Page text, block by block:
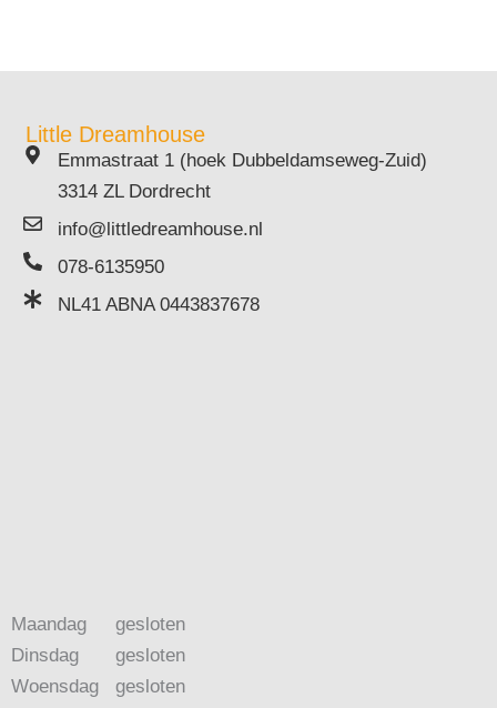
Little Dreamhouse
Emmastraat 1 (hoek Dubbeldamseweg-Zuid)
3314 ZL Dordrecht
info@littledreamhouse.nl
078-6135950
NL41 ABNA 0443837678
Maandag
Dinsdag
Woensdag
gesloten
gesloten
gesloten